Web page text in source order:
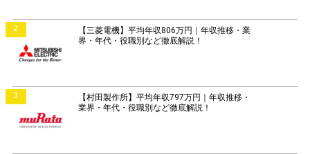
2
【三菱電機】平均年収806万円｜年収推移・業
界・年代・役職別など徹底解説！
3
【村田製作所】平均年収797万円｜年収推移・
業界・年代・役職別など徹底解説！